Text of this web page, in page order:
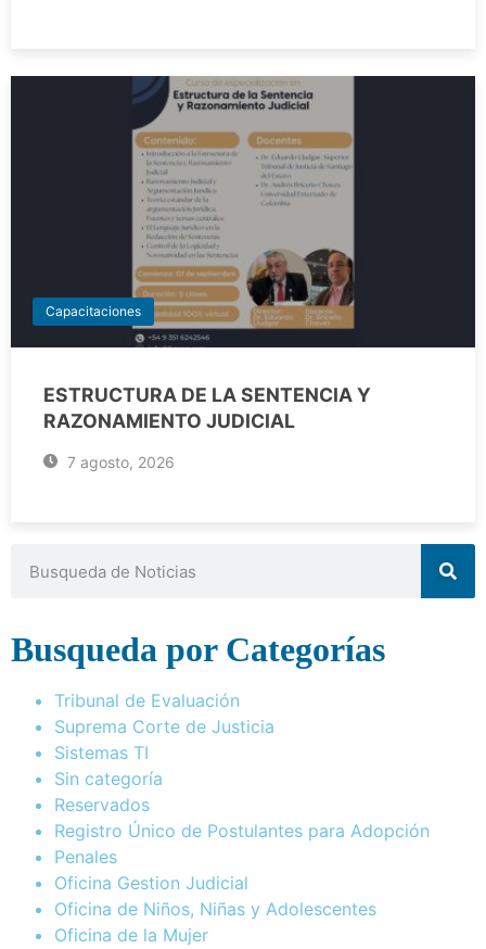
Capacitaciones
ESTRUCTURA DE LA SENTENCIA Y
RAZONAMIENTO JUDICIAL
7 agosto, 2026
Busqueda por Categorías
Tribunal de Evaluación
Suprema Corte de Justicia
Sistemas TI
Sin categoría
Reservados
Registro Único de Postulantes para Adopción
Penales
Oficina Gestion Judicial
Oficina de Niños, Niñas y Adolescentes
Oficina de la Mujer